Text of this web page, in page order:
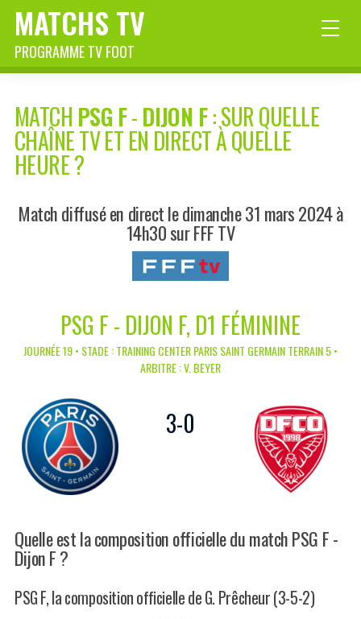
MATCHS TV
PROGRAMME TV FOOT
MATCH PSG F-DIJON F: SUR QUELLE
CHAÎNE TV ET EN DIRECT À QUELLE
HEURE ?
Match diffusé en direct le dimanche 31 mars 2024 à
14h30 sur FFF TV
PSG F - DIJON F, D1 FÉMININE
JOURNÉE 19 • STADE : TRAINING CENTER PARIS SAINT GERMAIN TERRAIN 5 •
ARBITRE : V. BEYER
3-0
Quelle est la composition officielle du match PSG F -
Dijon F ?
PSG F, la composition officielle de G. Prêcheur (3-5-2)